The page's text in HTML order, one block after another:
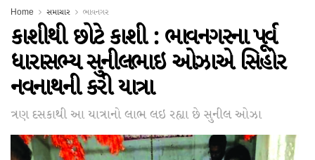
Home સમાચાર ભાવનગર
કાશીથી છોટે કાશી : ભાવનગરના પૂર્વ
ધારાસભ્ય સુનીલભાઇ ઓઝાએ સિહોર
નવનાથની કરી યાત્રા
ત્રણ દસકાથી આ યાત્રાનો લાભ લઇ રહ્યા છે સુનીલ ઓઝા